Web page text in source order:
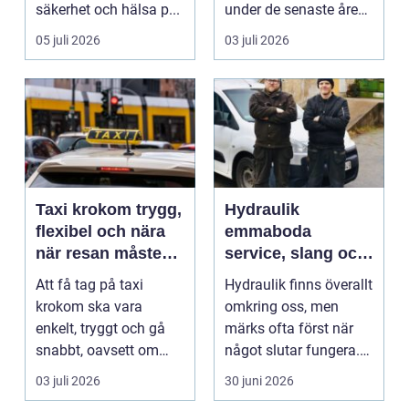
säkerhet och hälsa p...
05 juli 2026
under de senaste åren.
Publiken förväntar sig i
dag mer...
03 juli 2026
Taxi krokom trygg,
flexibel och nära
när resan måste
fungera
Att få tag på taxi
krokom ska vara
enkelt, tryggt och gå
snabbt, oavsett om
resan gäller jobbet,
bar...
03 juli 2026
Hydraulik
emmaboda
service, slang och
smarta lösningar
nära till hands
Hydraulik finns överallt
omkring oss, men
märks ofta först när
något slutar fungera.
Maskiner stanna...
30 juni 2026